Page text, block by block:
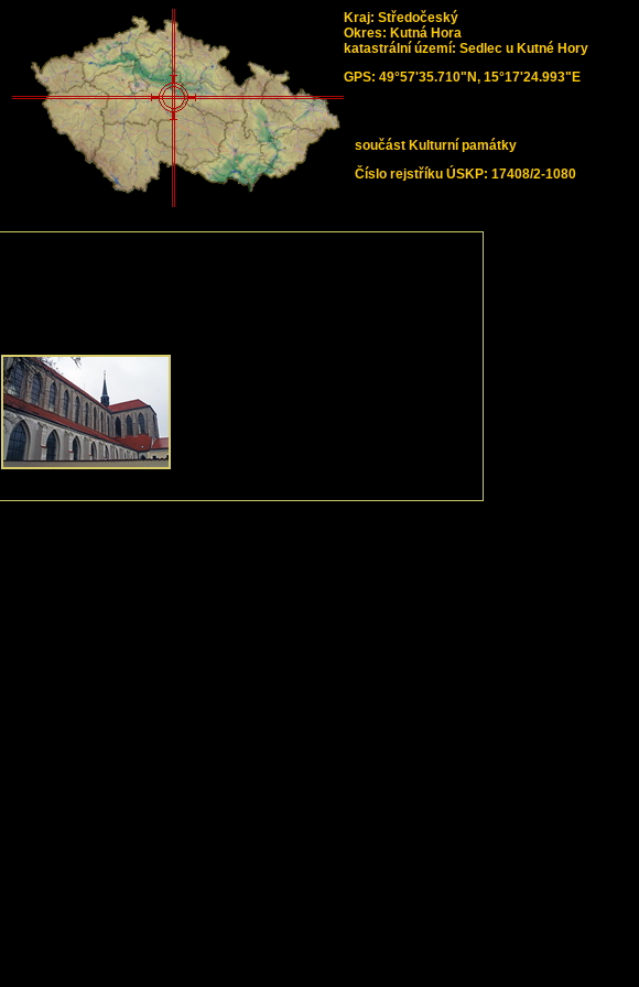
Kraj: Středočeský
Okres: Kutná Hora
katastrální území: Sedlec u Kutné Hory
GPS: 49°57'35.710"N, 15°17'24.993"E
součást Kulturní památky
Číslo rejstříku ÚSKP: 17408/2-1080